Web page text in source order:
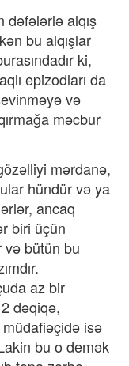
dəfələrlə alqış
bu alqışlar
ki,
epizodları da
və
məcbur
mərdanə,
hündür və ya
ancaq
biri üçün
və bütün bu
az bir
dəqiqə,
müdafiəçidə isə
bu o demək